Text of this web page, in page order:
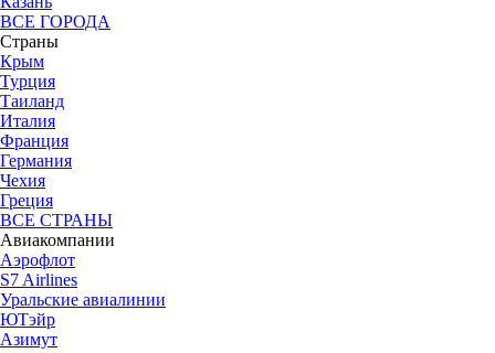
ВСЕ ГОРОДА
Страны
Крым
Турция
Таиланд
Италия
Франция
Германия
Чехия
Греция
ВСЕ СТРАНЫ
Авиакомпании
Аэрофлот
S7 Airlines
Уральские авиалинии
ЮТэйр
Азимут